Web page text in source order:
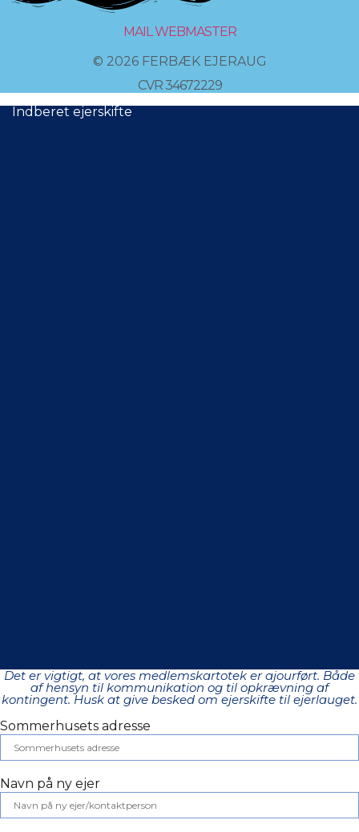
MAIL WEBMASTER
© 2026 FERBÆK EJERAUG
CVR 34672229
Indberet ejerskifte
Det er vigtigt, at vores medlemskartotek er ajourført. Både
af hensyn til kommunikation og til opkrævning af
kontingent. Husk at give besked om ejerskifte til ejerlauget.
Sommerhusets adresse
Navn på ny ejer